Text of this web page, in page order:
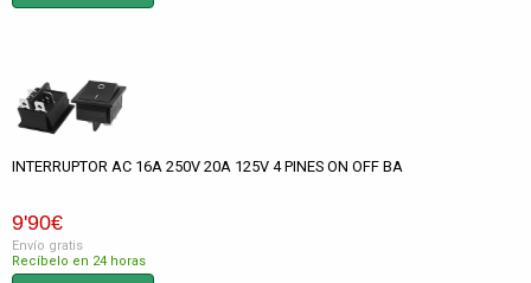
INTERRUPTOR AC 16A 250V 20A 125V 4 PINES ON OFF BA
9'90€
Envío gratis
Recíbelo en 24 horas